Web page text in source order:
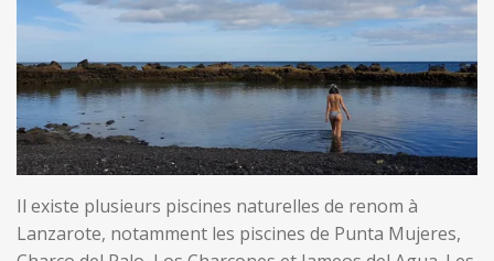
Il existe plusieurs piscines naturelles de renom à
Lanzarote, notamment les piscines de Punta Mujeres,